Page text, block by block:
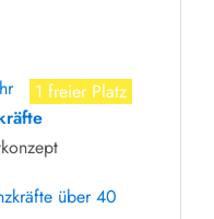
1 freier Platz
über 40